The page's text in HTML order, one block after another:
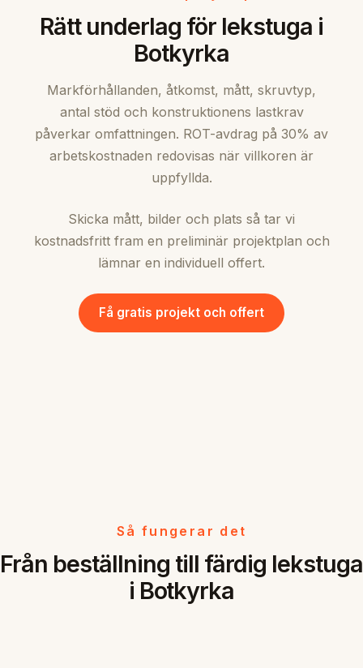
Rätt underlag för lekstuga i
Botkyrka
Markförhållanden, åtkomst, mått, skruvtyp,
antal stöd och konstruktionens lastkrav
påverkar omfattningen. ROT-avdrag på 30% av
arbetskostnaden redovisas när villkoren är
uppfyllda.
Skicka mått, bilder och plats så tar vi
kostnadsfritt fram en preliminär projektplan och
lämnar en individuell offert.
Få gratis projekt och offert
Så fungerar det
Från beställning till färdig lekstuga
i Botkyrka